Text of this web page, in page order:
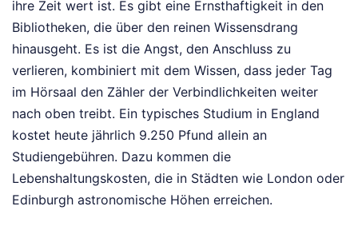
ihre Zeit wert ist. Es gibt eine Ernsthaftigkeit in den
Bibliotheken, die über den reinen Wissensdrang
hinausgeht. Es ist die Angst, den Anschluss zu
verlieren, kombiniert mit dem Wissen, dass jeder Tag
im Hörsaal den Zähler der Verbindlichkeiten weiter
nach oben treibt. Ein typisches Studium in England
kostet heute jährlich 9.250 Pfund allein an
Studiengebühren. Dazu kommen die
Lebenshaltungskosten, die in Städten wie London oder
Edinburgh astronomische Höhen erreichen.